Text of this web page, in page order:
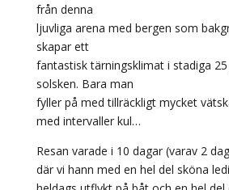
från denna
ljuvliga arena med bergen som
skapar ett
fantastisk tärningsklimat i stadiga
solsken. Bara man
fyller på med tillräckligt mycket
med intervaller kul…
Resan varade i 10 dagar (varav 2
där vi hann med en hel del sköna